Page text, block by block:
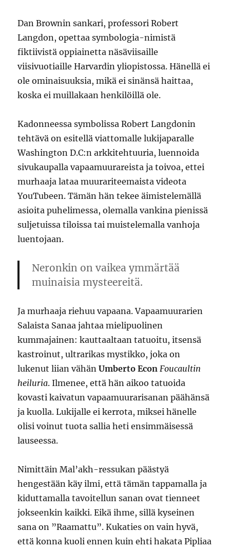
Dan Brownin sankari, professori Robert
Langdon, opettaa symbologia-nimistä
fiktiivistä oppiainetta näsäviisaille
viisivuotiaille Harvardin yliopistossa. Hänellä ei
ole ominaisuuksia, mikä ei sinänsä haittaa,
koska ei muillakaan henkilöillä ole.
Kadonneessa symbolissa Robert Langdonin
tehtävä on esitellä viattomalle lukijaparalle
Washington D.C:n arkkitehtuuria, luennoida
sivukaupalla vapaamuurareista ja toivoa, ettei
murhaaja lataa muurariteemaista videota
YouTubeen. Tämän hän tekee äimistelemällä
asioita puhelimessa, olemalla vankina pienissä
suljetuissa tiloissa tai muistelemalla vanhoja
luentojaan.
Neronkin on vaikea ymmärtää
muinaisia mysteereitä.
Ja murhaaja riehuu vapaana. Vapaamuurarien
Salaista Sanaa jahtaa mielipuolinen
kummajainen: kauttaaltaan tatuoitu, itsensä
kastroinut, ultrarikas mystikko, joka on
lukenut liian vähänUmberto Econ Foucaultin
heiluria. Ilmenee, että hän aikoo tatuoida
kovasti kaivatun vapaamuurarisanan päähänsä
ja kuolla. Lukijalle ei kerrota, miksei hänelle
olisi voinut tuota sallia heti ensimmäisessä
lauseessa.
Nimittäin Mal’akh-ressukan päästyä
hengestään käy ilmi, että tämän tappamalla ja
kiduttamalla tavoitellun sanan ovat tienneet
jokseenkin kaikki. Eikä ihme, sillä kyseinen
sana on ”Raamattu”. Kukaties on vain hyvä,
että konna kuoli ennen kuin ehti hakata Pipliaa